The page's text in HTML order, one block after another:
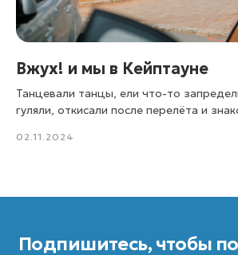
Вжух! и мы в Кейптауне
Танцевали танцы, ели что-то
гуляли, откисали после перелёта и
02.11.2024
Создание сайта: DIGITAL MUSE